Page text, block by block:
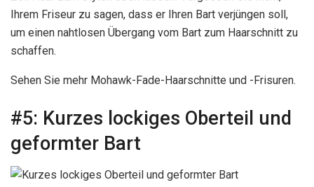
Ihrem Friseur zu sagen, dass er Ihren Bart verjüngen soll,
um einen nahtlosen Übergang vom Bart zum Haarschnitt zu
schaffen.
Sehen Sie mehr Mohawk-Fade-Haarschnitte und -Frisuren.
#5: Kurzes lockiges Oberteil und
geformter Bart